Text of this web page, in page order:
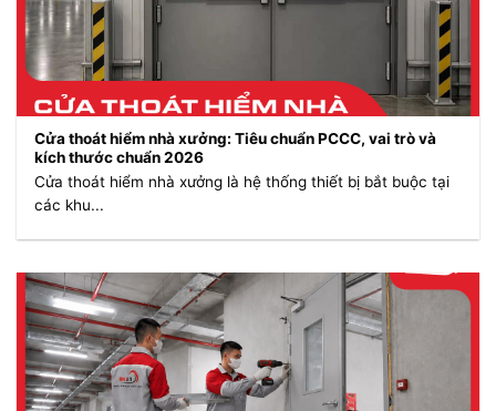
Cửa thoát hiểm nhà xưởng: Tiêu chuẩn PCCC, vai trò và
kích thước chuẩn 2026
Cửa thoát hiểm nhà xưởng là hệ thống thiết bị bắt buộc tại
các khu...